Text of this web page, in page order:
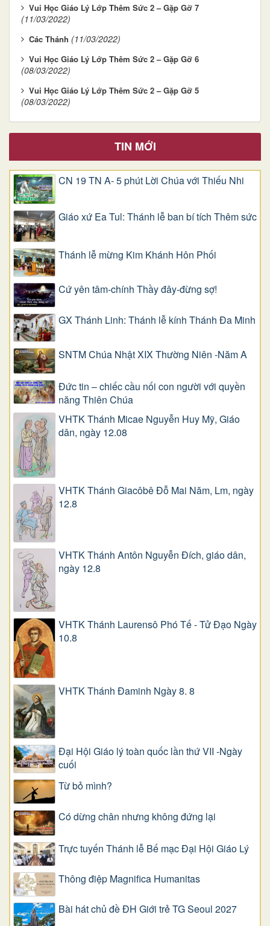
Vui Học Giáo Lý Lớp Thêm Sức 2 – Gặp Gỡ 7
(11/03/2022)
Các Thánh (11/03/2022)
Vui Học Giáo Lý Lớp Thêm Sức 2 – Gặp Gỡ 6
(08/03/2022)
Vui Học Giáo Lý Lớp Thêm Sức 2 – Gặp Gỡ 5
(08/03/2022)
TIN MỚI
CN 19 TN A- 5 phút Lời Chúa với Thiếu Nhi
Giáo xứ Ea Tul: Thánh lễ ban bí tích Thêm sức
Thánh lễ mừng Kim Khánh Hôn Phối
Cứ yên tâm-chính Thầy đây-đừng sợ!
GX Thánh Linh: Thánh lễ kính Thánh Đa Minh
SNTM Chúa Nhật XIX Thường Niên -Năm A
Đức tin – chiếc cầu nối con người với quyền
năng Thiên Chúa
VHTK Thánh Micae Nguyễn Huy Mỹ, Giáo
dân, ngày 12.08
VHTK Thánh Giacôbê Ðỗ Mai Năm, Lm, ngày
12.8
VHTK Thánh Antôn Nguyễn Ðích, giáo dân,
ngày 12.8
VHTK Thánh Laurensô Phó Tế - Tử Đạo Ngày
10.8
VHTK Thánh Đaminh Ngày 8. 8
Đại Hội Giáo lý toàn quốc lần thứ VII -Ngày
cuối
Từ bỏ mình?
Có dừng chân nhưng không đứng lại
Trực tuyến Thánh lễ Bế mạc Đại Hội Giáo Lý
Thông điệp Magnifica Humanitas
Bài hát chủ đề ĐH Giới trẻ TG Seoul 2027